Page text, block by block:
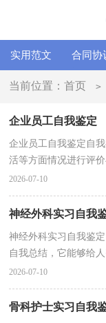
实用范文 合同协
当前位置：首页 >
企业员工自我鉴定
企业员工自我鉴定自
活等方面情况进行评
确，我想我们需要写
2026-07-10
神经外科实习自我
神经外科实习自我鉴
自我总结，它能够给
我鉴定吧。我们该怎
2026-07-10
骨科护士实习自我